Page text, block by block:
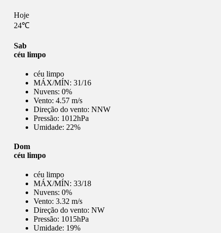
Hoje
24℃
Sab
céu limpo
céu limpo
MÁX/MÍN: 31/16
Nuvens: 0%
Vento: 4.57 m/s
Direção do vento: NNW
Pressão: 1012hPa
Umidade: 22%
Dom
céu limpo
céu limpo
MÁX/MÍN: 33/18
Nuvens: 0%
Vento: 3.32 m/s
Direção do vento: NW
Pressão: 1015hPa
Umidade: 19%